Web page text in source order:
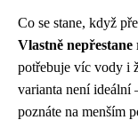
Co se stane, když
Vlastně nepřestane
potřebuje víc vody i
varianta není ideální
poznáte na menším